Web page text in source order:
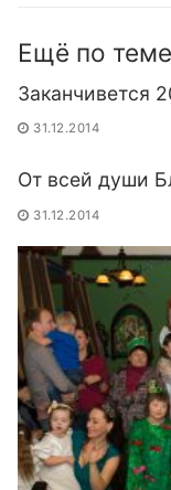
Ещё по теме
Заканчивется
31.12.2014
От всей души
31.12.2014